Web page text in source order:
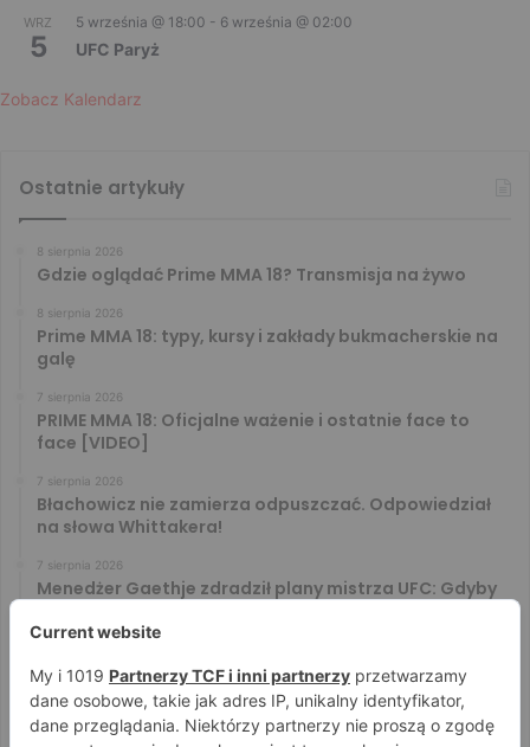
WRZ
5
5 września @ 18:00 - 6 września @ 02:00
UFC Paryż
Zobacz Kalendarz
Ostatnie artykuły
8 sierpnia 2026
Gdzie oglądać Prime MMA 18? Transmisja na żywo
8 sierpnia 2026
Prime MMA 18: typy, kursy i zakłady bukmacherskie na
galę
7 sierpnia 2026
PRIME MMA 18: Oficjalne ważenie i ostatnie face to
face [VIDEO]
7 sierpnia 2026
Błachowicz nie zamierza odpuszczać. Odpowiedział
na słowa Whittakera!
7 sierpnia 2026
Menedżer Gaethje zdradził plany mistrza UFC: Gdyby
Vitalii Yakymenko będzie bronił pasa na XTB KSW 122!
Marcello Morelli przed kolejną wielką szansą
6 sierpnia 2026